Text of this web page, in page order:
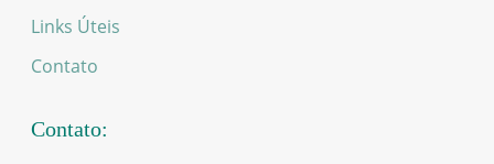
Links Úteis
Contato
Contato: